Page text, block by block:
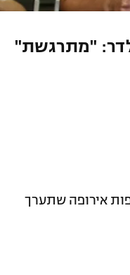
"מתרגשת"
אירופה שתערך